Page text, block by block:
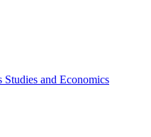
and Economics